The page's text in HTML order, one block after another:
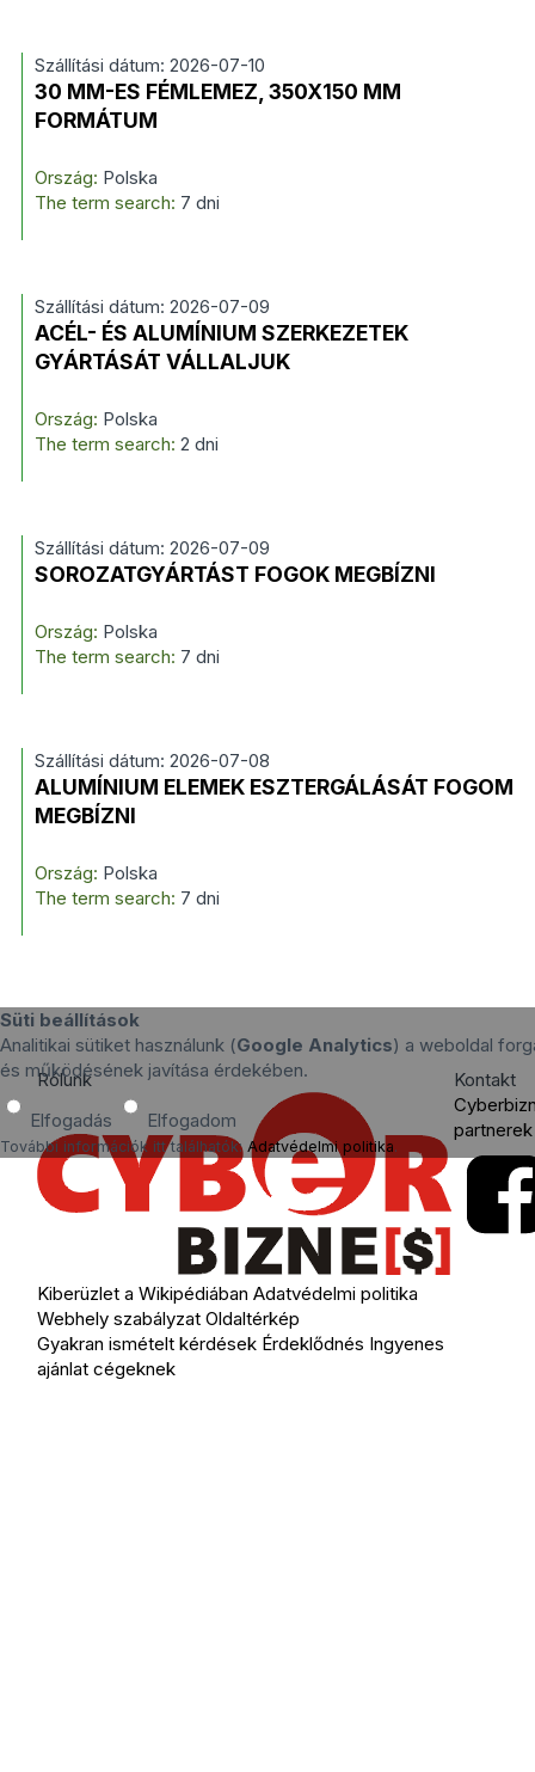
Szállítási dátum: 2026-07-10
30 MM-ES FÉMLEMEZ, 350X150 MM
FORMÁTUM
Ország: Polska
The term search: 7 dni
Szállítási dátum: 2026-07-09
ACÉL- ÉS ALUMÍNIUM SZERKEZETEK
GYÁRTÁSÁT VÁLLALJUK
Ország: Polska
The term search: 2 dni
Szállítási dátum: 2026-07-09
SOROZATGYÁRTÁST FOGOK MEGBÍZNI
Ország: Polska
The term search: 7 dni
Szállítási dátum: 2026-07-08
ALUMÍNIUM ELEMEK ESZTERGÁLÁSÁT FOGOM
MEGBÍZNI
Ország: Polska
The term search: 7 dni
Süti beállítások
Analitikai sütiket használunk (Google Analytics) a weboldal
és működésének javítása érdekében.
Elfogadás Elfogadom
További információk itt találhatók: Adatvédelmi politika.
Rólunk
Kiberüzlet a Wikipédiában Adatvédelmi politika
Webhely szabályzat Oldaltérkép
Gyakran ismételt kérdések Érdeklődnés Ingyenes
ajánlat cégeknek
Kontakt
partnerek